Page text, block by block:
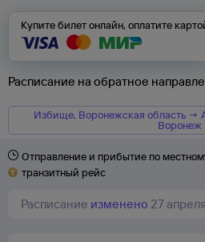
Купите билет онлайн, оплатите
Расписание на обратное
Избище, Воронежская область →
Воронеж
Отправление и прибытие по
транзитный рейс
Расписание изменено 27